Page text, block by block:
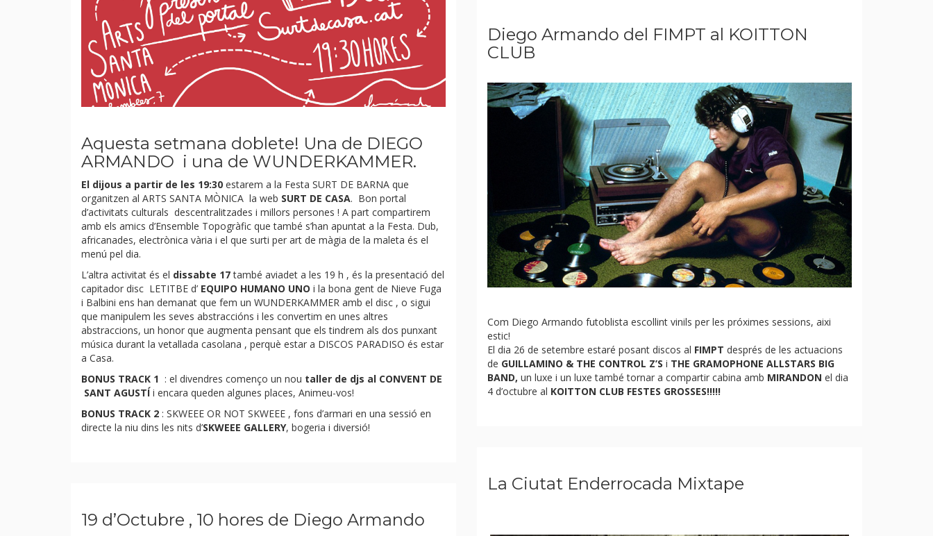
Aquesta setmana doblete! Una de DIEGO
ARMANDO i una de WUNDERKAMMER.
El dijous a partir de les 19:30 estarem a la Festa SURT DE BARNA que
organitzen al ARTS SANTA MÒNICA la web SURT DE CASA. Bon portal
d’activitats culturals descentralitzades i millors persones ! A part compartirem
amb els amics d’Ensemble Topogràfic que també s’han apuntat a la Festa. Dub,
africanades, electrònica vària i el que surti per art de màgia de la maleta és el
menú pel dia.
L’altra activitat és el dissabte 17també aviadet a les 19 h , és la presentació del
capitador disc LETITBE d’ EQUIPO HUMANO UNO i la bona gent de Nieve Fuga
i Balbini ens han demanat que fem un WUNDERKAMMER amb el disc , o sigui
que manipulem les seves abstraccións i les convertim en unes altres
abstraccions, un honor que augmenta pensant que els tindrem als dos punxant
música durant la vetallada casolana , perquè estar a DISCOS PARADISO és estar
a Casa.
BONUS TRACK 1 : el divendres començo un nou taller de djs al CONVENT DE
SANT AGUSTÍ i encara queden algunes places, Animeu-vos!
BONUS TRACK 2 : SKWEEE OR NOT SKWEEE , fons d’armari en una sessió en
directe la niu dins les nits d’SKWEEE GALLERY, bogeria i diversió!
Diego Armando del FIMPT al KOITTON
CLUB
Com Diego Armando futoblista escollint vinils per les próximes sessions, aixi
estic!
El dia 26 de setembre estaré posant discos al FIMPT després de les actuacions
de GUILLAMINO & THE CONTROL Z’S i THE GRAMOPHONE ALLSTARS BIG
BAND, un luxe i un luxe també tornar a compartir cabina amb MIRANDON el dia
4 d’octubre al KOITTON CLUB FESTES GROSSES!!!!!
La Ciutat Enderrocada Mixtape
19 d’Octubre , 10 hores de Diego Armando